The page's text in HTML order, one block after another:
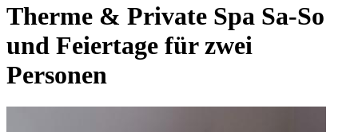
Therme & Private Spa Sa-So
und Feiertage für zwei
Personen